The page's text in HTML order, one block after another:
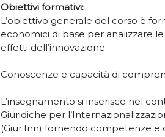
Obiettivi formativi:
L’obiettivo generale del corso è
economici di base per analizzare
effetti dell’innovazione.
Conoscenze e capacità di
L’insegnamento si inserisce nel
Giuridiche per
(Giur.Inn) fornendo competenze